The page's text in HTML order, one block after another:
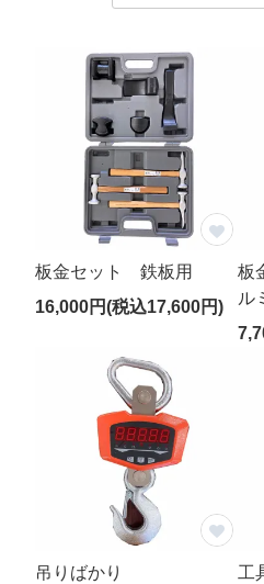
板金セット 鉄板用
16,000円(税込17,600円)
板
ル
吊りばかり 工
※複数チェック
黒色
食品・
ラミネー
カラー
吊りロ
4点吊り
吊りベ
水切り
内袋付き
価格帯 ～